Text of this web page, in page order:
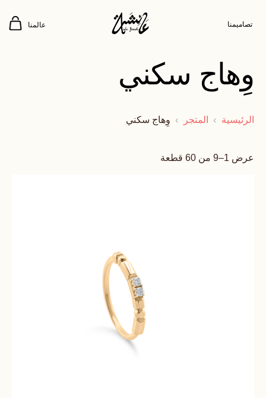
تصاميمنا عالمنا
وِهاج سكني
الرئيسية المتجر وِهاج سكني
عرض 1–9 من 60 قطعة